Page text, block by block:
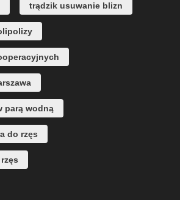
trądzik usuwanie blizn
parą wodną
do rzęs